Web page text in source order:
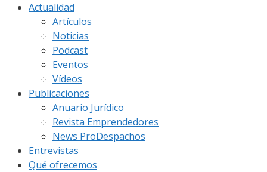
Actualidad
Artículos
Noticias
Podcast
Eventos
Vídeos
Publicaciones
Anuario Jurídico
Revista Emprendedores
News ProDespachos
Entrevistas
Qué ofrecemos